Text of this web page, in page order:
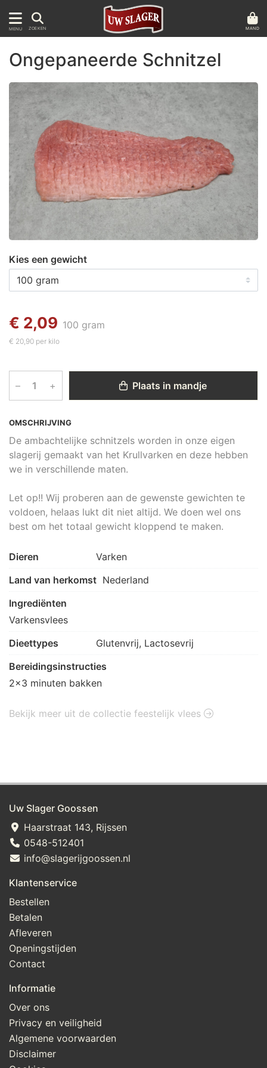
MENU ZOEKEN MAND
OMSCHRIJVING
De ambachtelijke schnitzels worden in onze eigen
slagerij gemaakt van het Krullvarken en deze hebben
we in verschillende maten.
Let op!! Wij proberen aan de gewenste gewichten te
voldoen, helaas lukt dit niet altijd. We doen wel ons
best om het totaal gewicht kloppend te maken.
Ongepaneerde Schnitzel
Kies een gewicht
€ 2,09 100 gram
€ 20,90 per kilo
– + Plaats in mandje
Dieren
Varken
Land van herkomst Nederland
Ingrediënten
Varkensvlees
Dieettypes
Glutenvrij, Lactosevrij
Bereidingsinstructies
2x3 minuten bakken
Bekijk meer uit de collectie feestelijk vlees
Uw Slager Goossen
Haarstraat 143, Rijssen
0548-512401
info@slagerijgoossen.nl
Klantenservice
Bestellen
Betalen
Afleveren
Openingstijden
Contact
Informatie
Over ons
Privacy en veiligheid
Algemene voorwaarden
Disclaimer